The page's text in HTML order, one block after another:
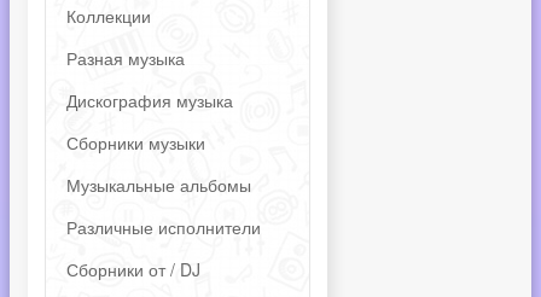
Коллекции
Разная музыка
Дискография музыка
Сборники музыки
Музыкальные альбомы
Различные исполнители
Сборники от / DJ